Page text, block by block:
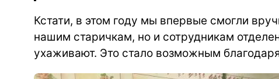
Кстати, в этом году мы впервые смогли
нашим старичкам, но и сотрудникам
ухаживают. Это стало возможным